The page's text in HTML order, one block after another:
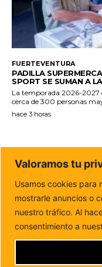
FUERTEVENTURA
PADILLA
SPORT SE SUMAN A
La temporada 2026-2027
cerca de 300 personas
hace 3 horas